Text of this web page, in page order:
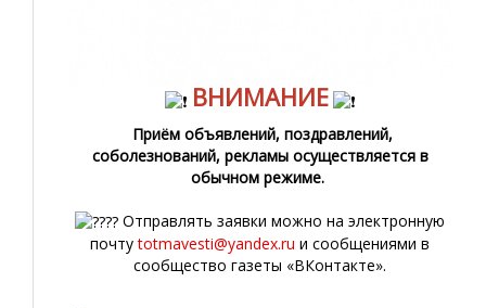
ВНИМАНИЕ
Приём объявлений, поздравлений,
соболезнований, рекламы осуществляется в
обычном режиме.
Отправлять заявки можно на электронную
почтуtotmavesti@yandex.ru и сообщениями в
сообщество газеты «ВКонтакте».